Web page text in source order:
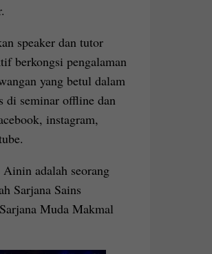
speaker dan tutor
berkongsi pengalaman
yang betul dalam
di seminar offline dan
instagram,
adalah seorang
Sarjana Sains
Muda Makmal